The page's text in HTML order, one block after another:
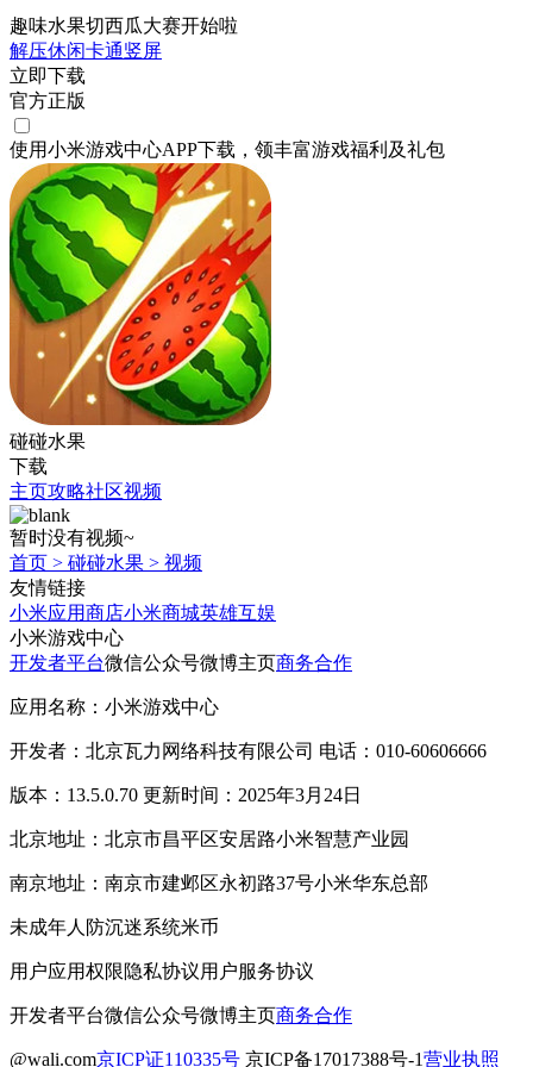
趣味水果切西瓜大赛开始啦
解压休闲卡通竖屏
立即下载
官方正版
使用小米游戏中心APP下载 ，领丰富游戏福利 及礼包
碰碰水果
下载
主页攻略社区视频
暂时没有视频~
首页 > 碰碰水果 > 视频
友情链接
小米应用商店小米商城英雄互娱
小米游戏中心
开发者平台微信公众号微博主页商务合作
应用名称：小米游戏中心
开发者：北京瓦力网络科技有限公司 电话：010-60606666
版本：13.5.0.70 更新时间：2025年3月24日
北京地址：北京市昌平区安居路小米智慧产业园
南京地址：南京市建邺区永初路37号小米华东总部
未成年人防沉迷系统米币
用户应用权限隐私协议用户服务协议
开发者平台微信公众号微博主页商务合作
@wali.com京ICP证110335号 京ICP备17017388号-1营业执照